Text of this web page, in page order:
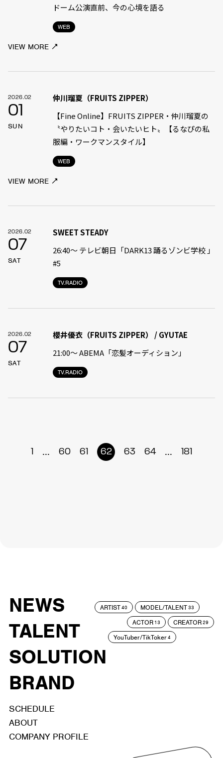
WEB
ドーム公演直前、今の心境を語る
VIEW MORE
2026.02
01
SUN
WEB
仲川瑠夏（FRUITS ZIPPER）
【Fine Online】FRUITS ZIPPER・仲川瑠夏の
〝やりたいコト・会いたいヒト〟【るなぴの私
服編・ワークマンスタイル】
VIEW MORE
2026.02
07
SAT
TV.RADIO
SWEET STEADY
26:40〜 テレビ朝日「DARK13 踊るゾンビ学校 」
#5
2026.02
07
SAT
TV.RADIO
櫻井優衣（FRUITS ZIPPER） / GYUTAE
21:00〜 ABEMA「恋髪オーディション」
1 ... 60 61 62 63 64 ... 181
NEWS
TALENT
SOLUTION
BRAND
ARTIST40 MODEL/TALENT33
ACTOR 13 CREATOR29
YouTuber/TikToker4
SCHEDULE
ABOUT
COMPANY PROFILE